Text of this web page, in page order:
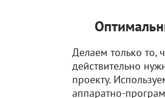
Делаем только то,
действительно
проекту.
аппаратно-